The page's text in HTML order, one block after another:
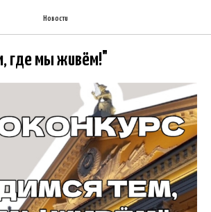
Новости
где мы живём!"